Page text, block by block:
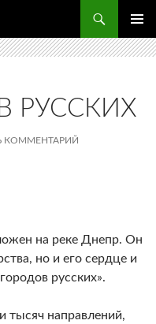
МЕНЮ
РУССКИХ
КОММЕНТАРИЙ
на реке Днепр. Он
но и его сердце и
русских».
тысяч направлений,